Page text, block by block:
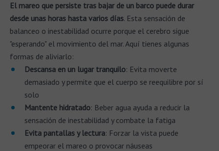
El mareo que persiste tras bajar de un barco puede durar
desde unas horas hasta varios días. Esta sensación de
balanceo o inestabilidad ocurre porque el cerebro sigue
"esperando" el movimiento del mar. Aquí tienes algunas
formas de aliviarlo:
Descansa en un lugar tranquilo: Evita moverte
demasiado y permite que el cuerpo se reequilibre por sí
solo
Mantente hidratado: Beber agua ayuda a reducir la
sensación de inestabilidad y combate la fatiga
Evita pantallas y lectura: Forzar la vista puede
empeorar el mareo o provocar náuseas